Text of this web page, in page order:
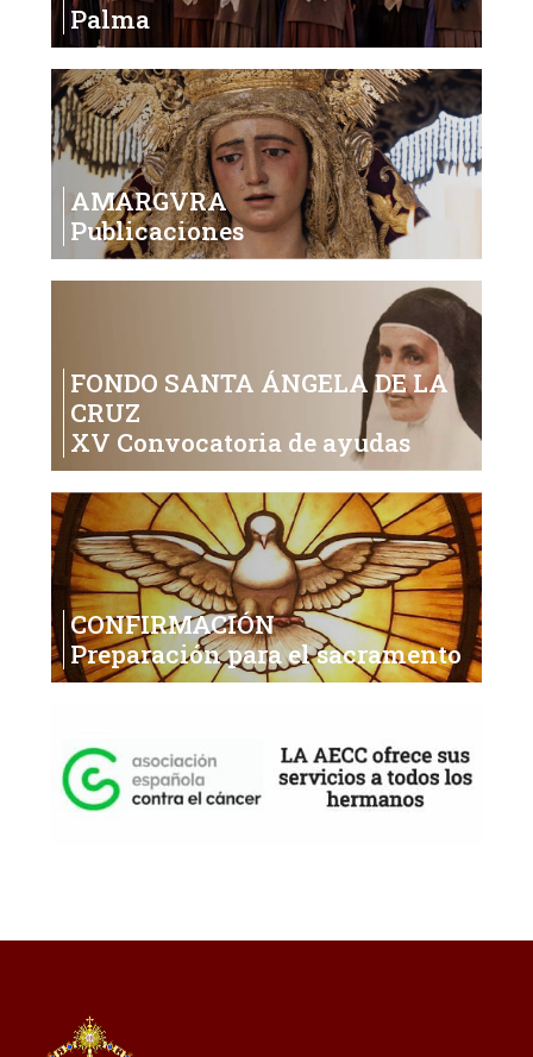
Palma
AMARGVRA
Publicaciones
FONDO SANTA ÁNGELA DE LA
CRUZ
XV Convocatoria de ayudas
CONFIRMACIÓN
Preparación para el sacramento